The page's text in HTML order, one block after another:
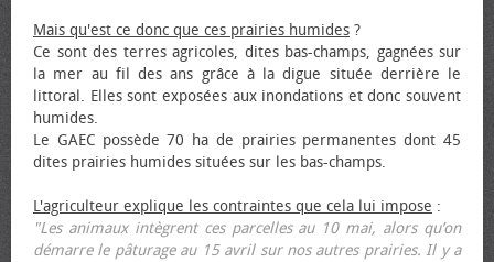
Mais qu'est ce donc que ces prairies humides ?
Ce sont des terres agricoles, dites bas-champs, gagnées sur
la mer au fil des ans grâce à la digue située derrière le
littoral. Elles sont exposées aux inondations et donc souvent
humides.
Le GAEC possède 70 ha de prairies permanentes dont 45
dites prairies humides situées sur les bas-champs.
L'agriculteur explique les contraintes que cela lui impose :
"Les animaux intègrent ces parcelles au 10 mai, alors qu’on
démarre le pâturage au 15 avril sur nos autres prairies. Il y a